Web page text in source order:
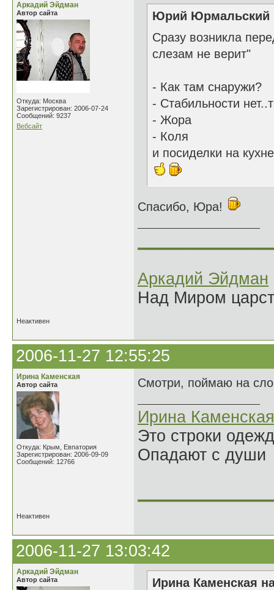
Аркадий Эйдман
Автор сайта
Откуда: Москва
Зарегистрирован: 2006-07-24
Сообщений: 9237
Вебсайт
Юрий Юрмальский
Сразу возникла
слезам не верит"
- Как там снаружи?
- Стабильности
- Жора
- Коля
и посиделки на
Спасибо, Юра!
Аркадий Эйдман
Над Миром
Неактивен
2006-11-27 12:55:25
Ирина Каменская
Автор сайта
Откуда: Крым, Евпатория
Зарегистрирован: 2006-09-09
Сообщений: 12766
Смотри, поймаю на
Ирина Каменская
Это строки
Опадают с души
Неактивен
2006-11-27 13:03:42
Аркадий Эйдман
Автор сайта
Ирина Каменская